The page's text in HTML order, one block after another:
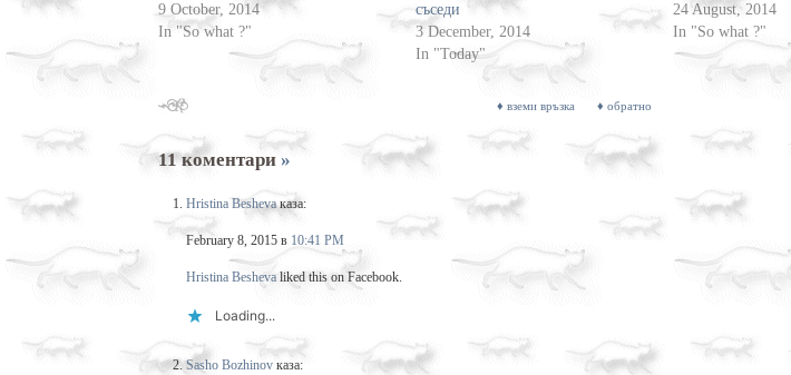
9 October, 2014
In "So what ?"
съседи
3 December, 2014
In "Today"
24 August, 2014
In "So what ?"
♦ вземи връзка ♦ обратно
11 коментари »
Hristina Beshevaказа:
February 8, 2015 в 10:41 PM
Hristina Beshevaliked this on Facebook.
Loading...
Sasho Bozhinovказа: